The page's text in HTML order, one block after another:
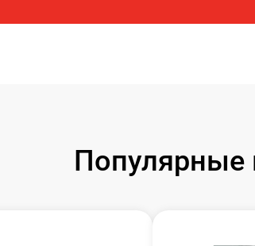
Популярные